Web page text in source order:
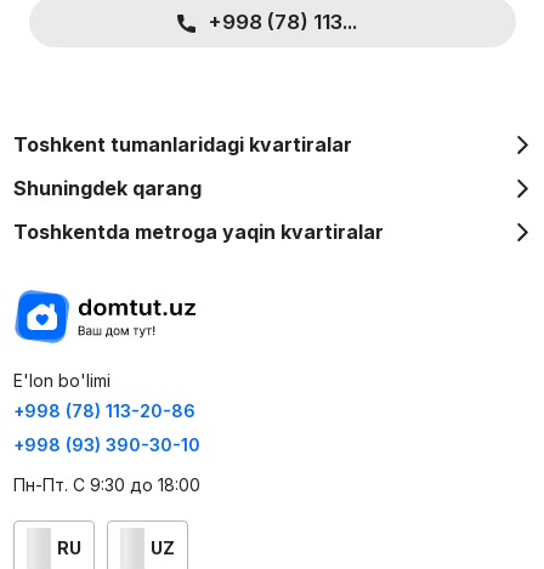
+998 (78) 113...
Toshkent tumanlaridagi kvartiralar
Shuningdek qarang
Toshkentda metroga yaqin kvartiralar
E'lon bo'limi
+998 (78) 113-20-86
+998 (93) 390-30-10
Пн-Пт. С 9:30 до 18:00
RU UZ